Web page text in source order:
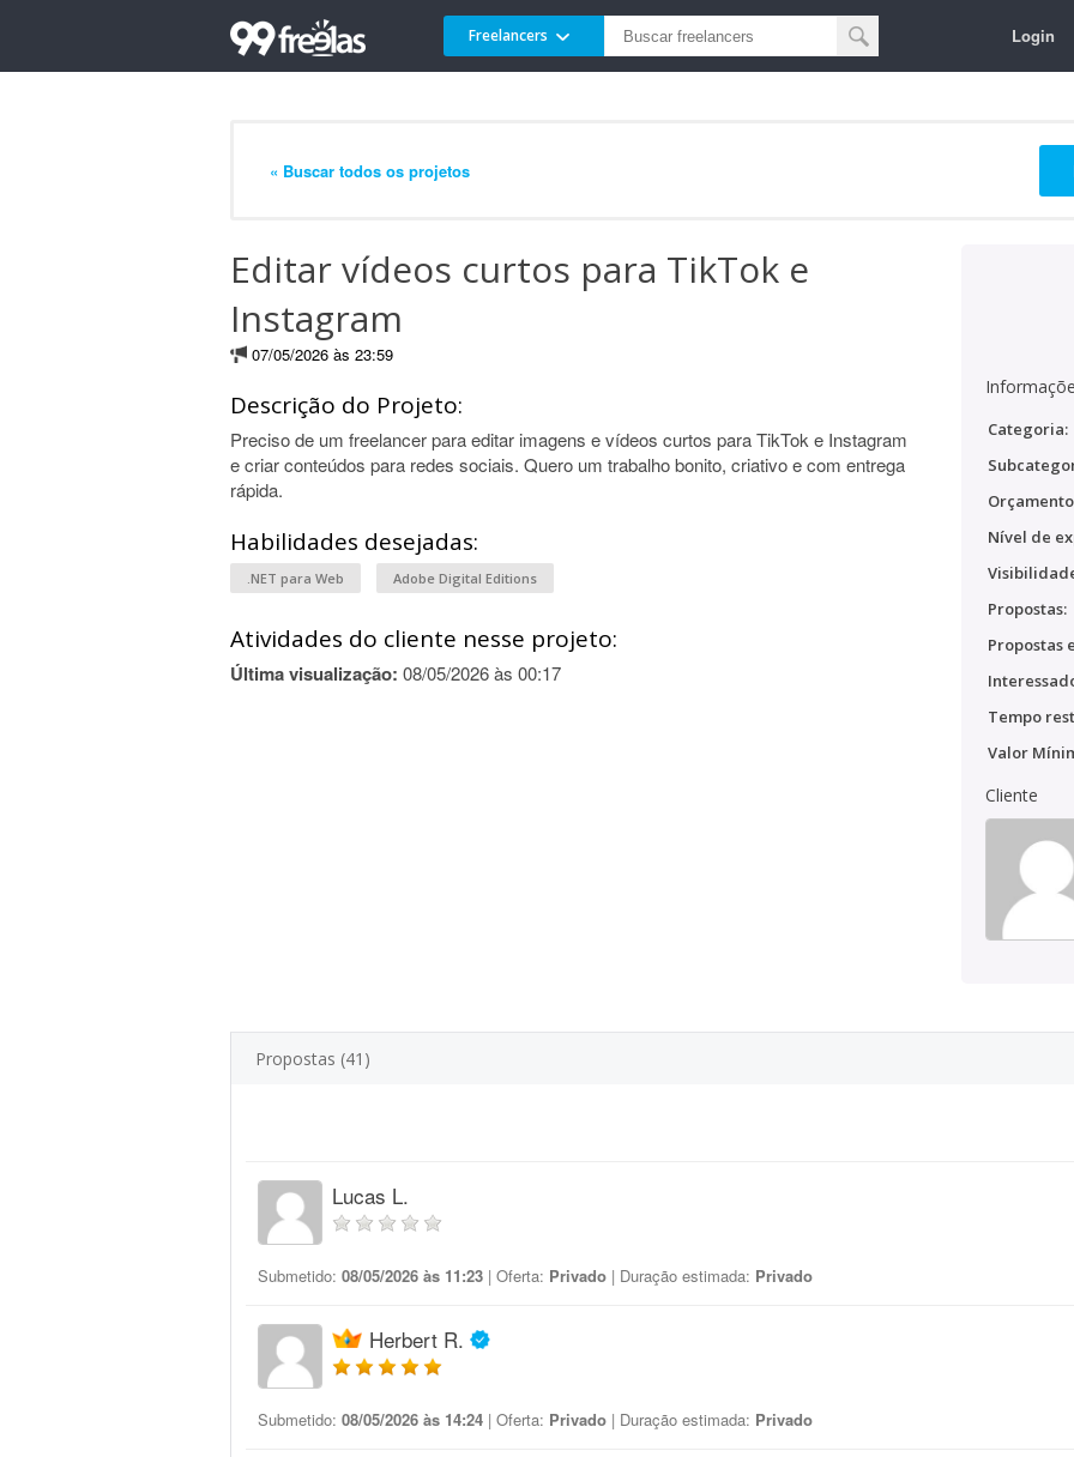
Freelancers Login
« Buscar todos os projetos
Editar vídeos curtos para TikTok e
Instagram
07/05/2026 às 23:59
Descrição do Projeto:
Preciso de um freelancer para editar imagens e vídeos curtos para TikTok e Instagram
e criar conteúdos para redes sociais. Quero um trabalho bonito, criativo e com entrega
rápida.
Habilidades desejadas:
.NET para Web Adobe Digital Editions
Atividades do cliente nesse projeto:
Última visualização: 08/05/2026 às 00:17
Categoria:
Nível de
Propostas:
Propostas
Tempo
Valor
Cliente
Propostas (41)
Lucas L.
Submetido: 08/05/2026 às 11:23 | Oferta: Privado | Duração estimada: Privado
Herbert R.
Submetido: 08/05/2026 às 14:24 | Oferta: Privado | Duração estimada: Privado